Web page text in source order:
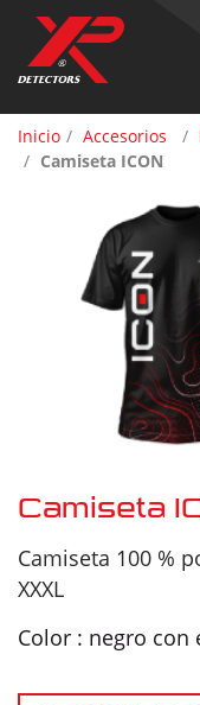
Inicio Accesorios
Camiseta ICON
Camiseta
Camiseta 100 %
XXXL
Color : negro con